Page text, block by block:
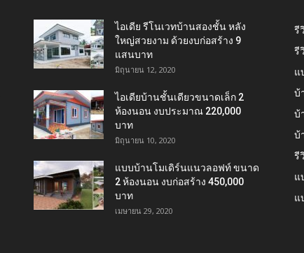
ไอเดีย รีโนเวทบ้านสองชั้น หลัง
ใหญ่สวยงาม ด้วยงบก่อสร้าง 9
แสนบาท
มิถุนายน 12, 2020
ไอเดียบ้านชั้นเดียวขนาดเล็ก 2
ห้องนอน งบประมาณ 220,000
บาท
มิถุนายน 10, 2020
แบบบ้านโมเดิร์นแนวลอฟท์ ขนาด
2 ห้องนอน งบก่อสร้าง 450,000
บาท
เมษายน 29, 2020
รี
รี
แ
บ้
บ้
บ้
รี
แ
แ